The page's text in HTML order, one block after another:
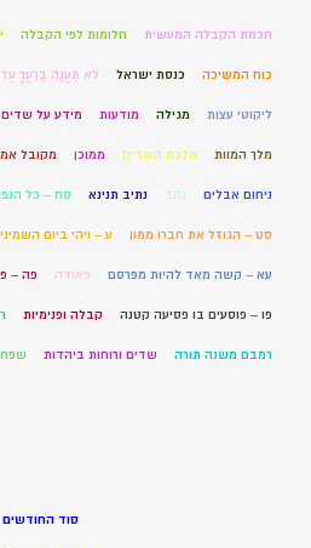
חכמת הקבלה המעשית חלומות לפי הקבלה
כוח המשיכה כנסת ישראל לֹא תַעֲנֶה בְרֵעֲךָ
ליקוטי עצות מגילה מודעות מידע על שדים
מלך המוות מלכת השדים ממוכן מקובל
ניחום אבלים נקב נתיב תנינא סח – כל
סט – הגוזל את חברו ממון ע – ויהי ביום
עא – קשה מאד להיות מפרסם פאודה פה –
פו – פוסעים בו פסיעה קטנה קבלה ופנימיות
רמבם משנה תורה שדים ורוחות ביהדות
סוד החודשים